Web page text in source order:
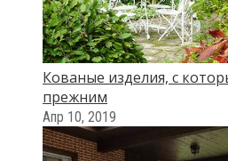
Кованые изделия, с
прежним
Апр 10, 2019